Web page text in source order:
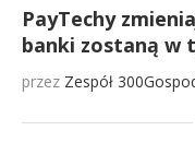
PayTechy
banki zostaną w
przez Zespół